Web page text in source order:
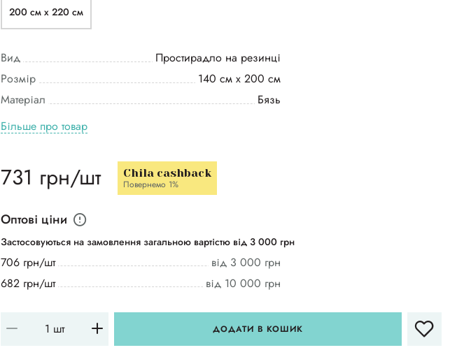
200 см х 220 см
Вид
Простирадло на резинці
Розмір
140 см х 200 см
Матеріал
Бязь
Більше про товар
731 грн/шт Chila cashback
Повернемо 1%
Оптові ціни
Застосовуються на замовлення загальною вартістю від 3 000 грн
706 грн/шт
від 3 000 грн
682 грн/шт
від 10 000 грн
ДОДАТИ В КОШИК